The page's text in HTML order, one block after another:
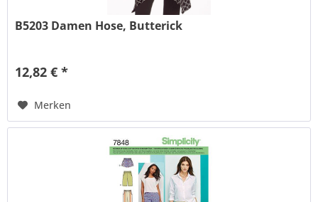
B5203 Damen Hose, Butterick
12,82 € *
Merken